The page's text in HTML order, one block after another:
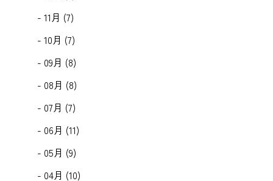
- 11月 (7)
- 10月 (7)
- 09月 (8)
- 08月 (8)
- 07月 (7)
- 06月 (11)
- 05月 (9)
- 04月 (10)